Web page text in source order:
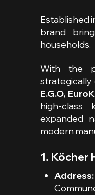
Established
brand
households.
With the
strategically
E.G.O,
high-class
expanded
modern
1. Köcher
Address: